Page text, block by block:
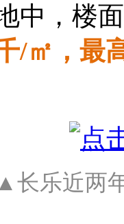
中，楼
/㎡，最
▲长乐近两